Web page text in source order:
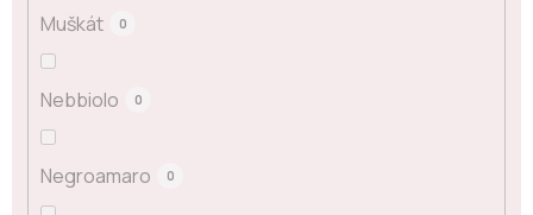
Muškát 0
Nebbiolo 0
Negroamaro 0